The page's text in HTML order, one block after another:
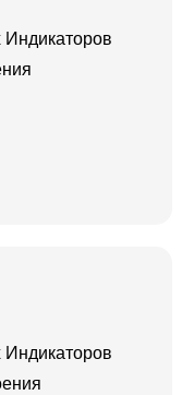
Индикаторов
Индикаторов